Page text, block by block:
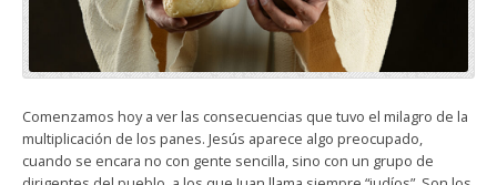
Comenzamos hoy a ver las consecuencias que tuvo el milagro de la
multiplicación de los panes. Jesús aparece algo preocupado,
cuando se encara no con gente sencilla, sino con un grupo de